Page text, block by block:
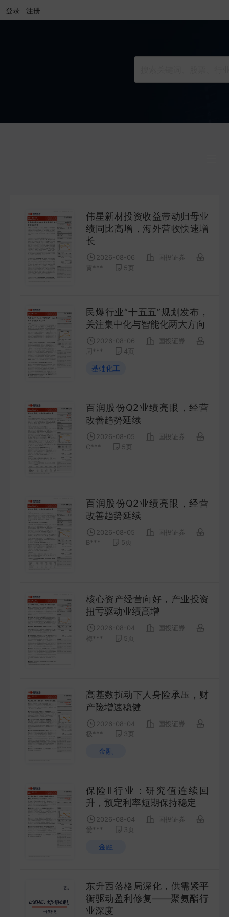
登录 注册
公司研究
COMPANY
宏观策略
会议纪要
MINUTES
财报
ANNUALS
招股书
PROSPECTUS
期货研究
FUTURES
金工量化
QUANT
伟星新材投资收益带动归母业
绩同比高增，海外营收快速增
长
2026-08-06
国投证券
黄***
5 页
民爆行业“十五五”规划发布，
关注集中化与智能化两大方向
2026-08-06
国投证券
周***
4 页
基础化工
百润股份Q2业绩亮眼，经营
改善趋势延续
2026-08-05
国投证券
C***
5 页
百润股份Q2业绩亮眼，经营
改善趋势延续
2026-08-05
国投证券
B***
5 页
核心资产经营向好，产业投资
扭亏驱动业绩高增
2026-08-04
国投证券
梅***
5 页
高基数扰动下人身险承压，财
产险增速稳健
2026-08-04
国投证券
极***
3 页
金融
保险Ⅱ行业：研究值连续回
升，预定利率短期保持稳定
2026-08-04
国投证券
爱***
3 页
金融
东升西落格局深化，供需紧平
衡驱动盈利修复——聚氨酯行
业深度